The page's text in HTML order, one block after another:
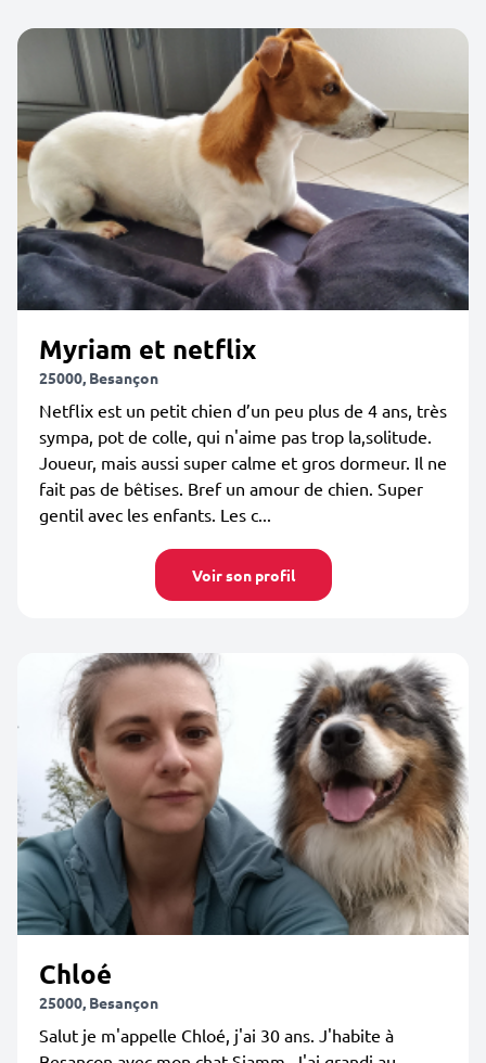
Myriam et netflix
25000, Besançon
Netflix est un petit chien d’un peu plus de 4 ans, très
sympa, pot de colle, qui n'aime pas trop la,solitude.
Joueur, mais aussi super calme et gros dormeur. Il ne
fait pas de bêtises. Bref un amour de chien. Super
gentil avec les enfants. Les c...
Voir son profil
Chloé
25000, Besançon
Salut je m'appelle Chloé, j'ai 30 ans. J'habite à